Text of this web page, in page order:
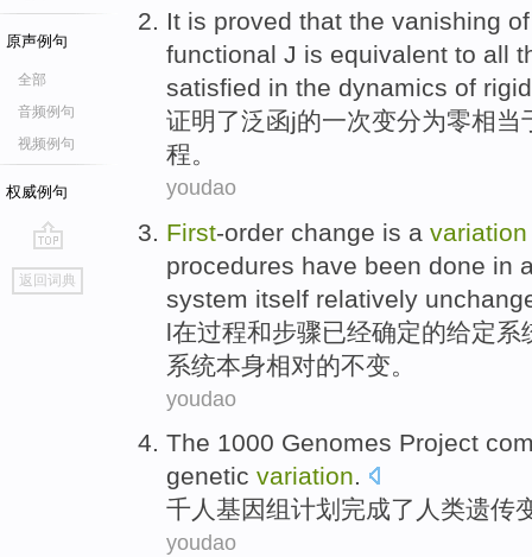
原声例句
全部
音频例句
视频例句
权威例句
go
top
返回词典
It is proved that the vanishing of
functional J is equivalent to all
satisfied in the dynamics of
证明了泛函j的一次变分为零相当
程。
youdao
First-order change is a variation
procedures have been done in
system itself relatively
l在过程和步骤已经确定的给定系
系统本身相对的不变 。
youdao
The 1000 Genomes Project
genetic variation.
千人 基因组计划 完成了 人类遗传
youdao